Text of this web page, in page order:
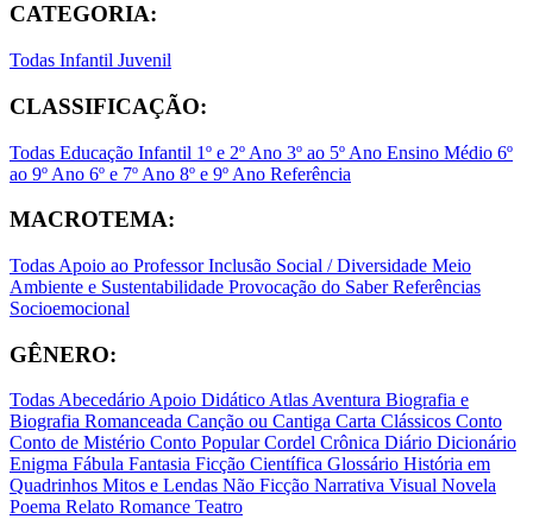
CATEGORIA:
Todas Infantil Juvenil
CLASSIFICAÇÃO:
Todas Educação Infantil 1º e 2º Ano 3º ao 5º Ano Ensino Médio 6º
ao 9º Ano 6º e 7º Ano 8º e 9º Ano Referência
MACROTEMA:
Todas Apoio ao ProfessorInclusão Social / Diversidade Meio
Ambiente e Sustentabilidade Provocação do SaberReferências
Socioemocional
GÊNERO:
TodasAbecedárioApoio DidáticoAtlasAventura Biografia e
Biografia Romanceada Canção ou Cantiga Carta Clássicos Conto
Conto de Mistério Conto PopularCordel Crônica Diário Dicionário
Enigma Fábula Fantasia Ficção Científica Glossário História em
Quadrinhos Mitos e Lendas Não Ficção Narrativa Visual Novela
Poema Relato Romance Teatro